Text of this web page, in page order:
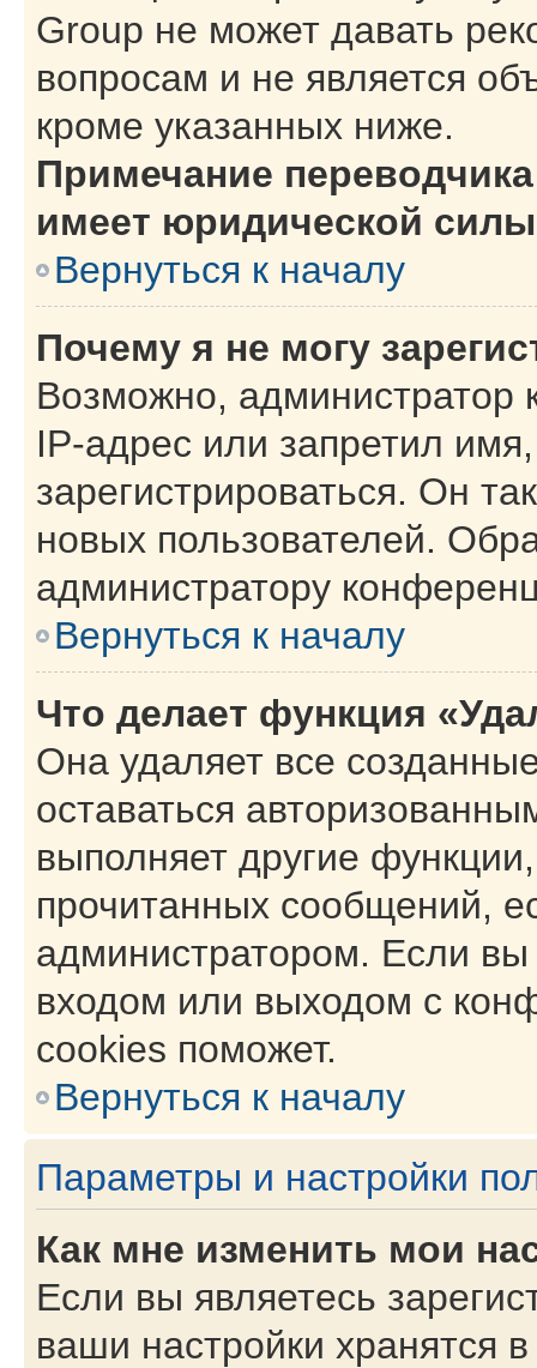
Group не может давать
вопросам и не является
кроме указанных ниже.
Примечание
имеет юридической
Вернуться к началу
Почему я не могу
Возможно, администратор
IP-адрес или запретил
зарегистрироваться. Он
новых пользователей.
администратору
Вернуться к началу
Что делает функция
Она удаляет все
оставаться
выполняет другие
прочитанных сообщений,
администратором. Если
входом или выходом с
cookies поможет.
Вернуться к началу
Параметры и настройки
Как мне изменить мои
Если вы являетесь
ваши настройки хранятся